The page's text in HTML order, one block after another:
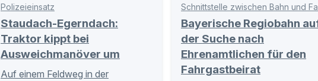
Polizeieinsatz
Staudach-Egerndach:
Traktor kippt bei
Ausweichmanöver um
Auf einem Feldweg in der
Bayerische Regiobahn
der Suche nach
Ehrenamtlichen für den
Fahrgastbeirat